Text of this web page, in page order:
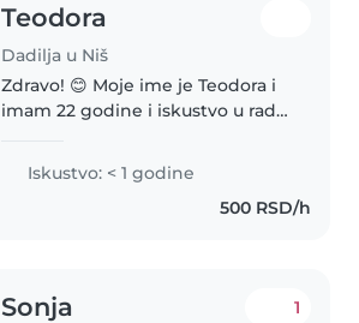
Teodora
Dadilja u Niš
Zdravo! 😊 Moje ime je Teodora i
imam 22 godine i iskustvo u radu
Amsterdamu i Švajcarskoj, gde
sam svakodnevno brinula o deci,
Iskustvo: < 1 godine
500 RSD/h
Sonja 1